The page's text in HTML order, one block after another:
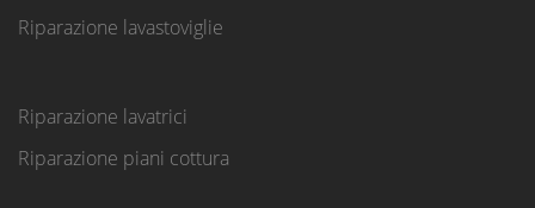
Riparazione lavastoviglie
Riparazione lavatrici
Riparazione piani cottura